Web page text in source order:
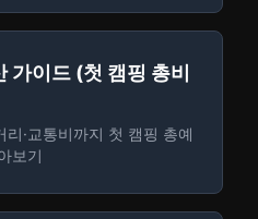
가이드 (첫 캠핑 총비
리·교통비까지 첫 캠핑 총예
보기